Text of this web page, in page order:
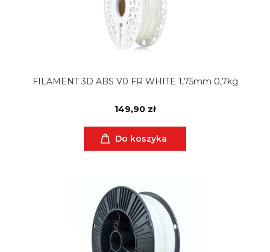
FILAMENT 3D ABS V0 FR WHITE 1,75mm 0,7kg
149,90 zł
Do koszyka